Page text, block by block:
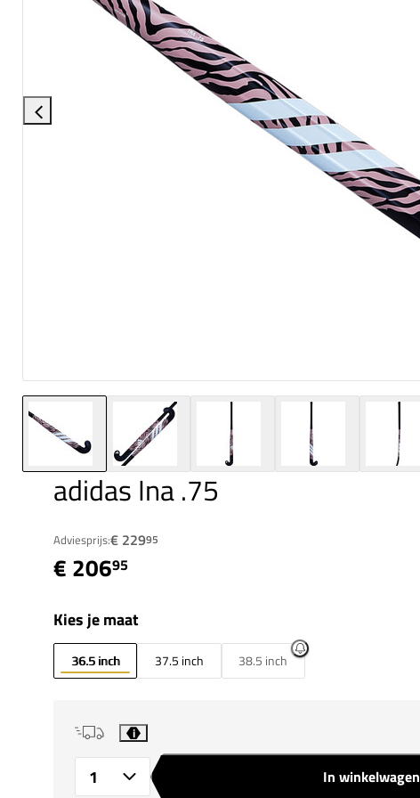
adidas Ina .75
Adviesprijs:€ 22995
€ 20695
Kies je maat
36.5 inch 37.5 inch 38.5 inch
i
In winkelwagen